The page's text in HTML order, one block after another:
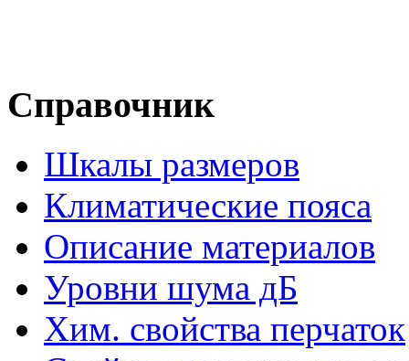
Справочник
Шкалы размеров
Климатические пояса
Описание материалов
Уровни шума дБ
Хим. свойства перчаток